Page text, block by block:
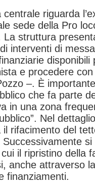
riguarda
sede della Pro
La struttura
interventi di
disponibili
e procedere
–. È
che fa parte
in una zona
Nel
il rifacimento del
Successivamente
il ripristino della
anche attraverso
finanziamenti.